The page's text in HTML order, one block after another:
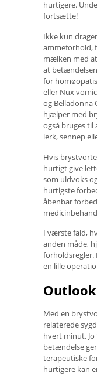
hurtigere.
fortsætte!
Ikke kun
ammeforhold,
mælken med
at
for
eller Nux
og Belladonna
hjælper med
også bruges til
lerk, sennep
Hvis
hurtigt give
som uldvoks
hurtigste
åbenbar
I værste fald,
anden måde,
forholdsregler.
en lille
Med en
relaterede
hvert minut.
betændelse
terapeutiske
hurtigere kan